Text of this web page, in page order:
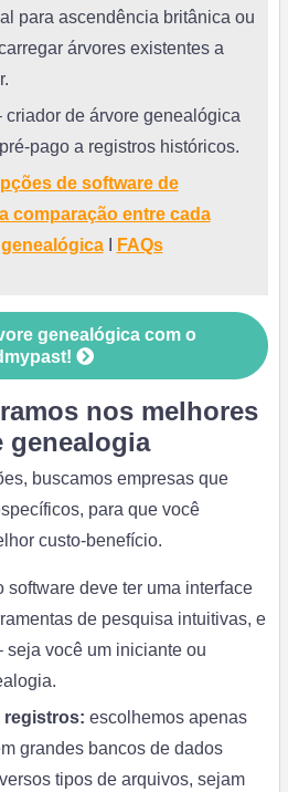
para ascendência britânica ou
árvores existentes a
criador de árvore genealógica
pago a registros históricos.
de software de
comparação entre cada
I FAQs
genealógica com o
nos melhores
genealogia
buscamos empresas que
para que você
custo-benefício.
software deve ter uma interface
de pesquisa intuitivas, e
seja você um iniciante ou
registros: escolhemos apenas
grandes bancos de dados
tipos de arquivos, sejam